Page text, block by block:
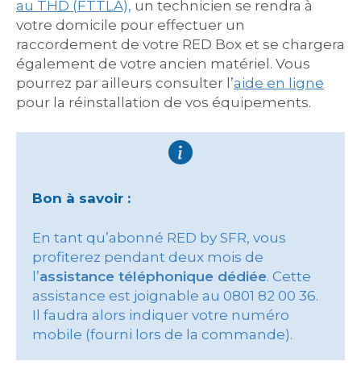
au THD (FTTLA), un technicien se rendra à
votre domicile pour effectuer un
raccordement de votre RED Box et se chargera
également de votre ancien matériel. Vous
pourrez par ailleurs consulter l’aide en ligne
pour la réinstallation de vos équipements.
Bon à savoir :
En tant qu’abonné RED by SFR, vous
profiterez pendant deux mois de
l’assistance téléphonique dédiée. Cette
assistance est joignable au 0801 82 00 36.
Il faudra alors indiquer votre numéro
mobile (fourni lors de la commande).